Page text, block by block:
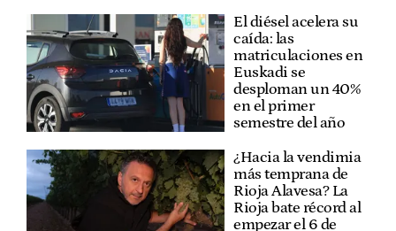
El diésel acelera su
caída: las
matriculaciones en
Euskadi se
desploman un 40%
en el primer
semestre del año
¿Hacia la vendimia
más temprana de
Rioja Alavesa? La
Rioja bate récord al
empezar el 6 de